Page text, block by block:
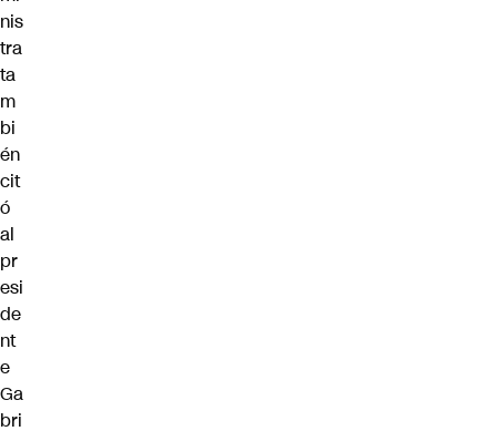
nis
tra
ta
m
bi
én
cit
ó
al
pr
esi
de
nt
e
Ga
bri